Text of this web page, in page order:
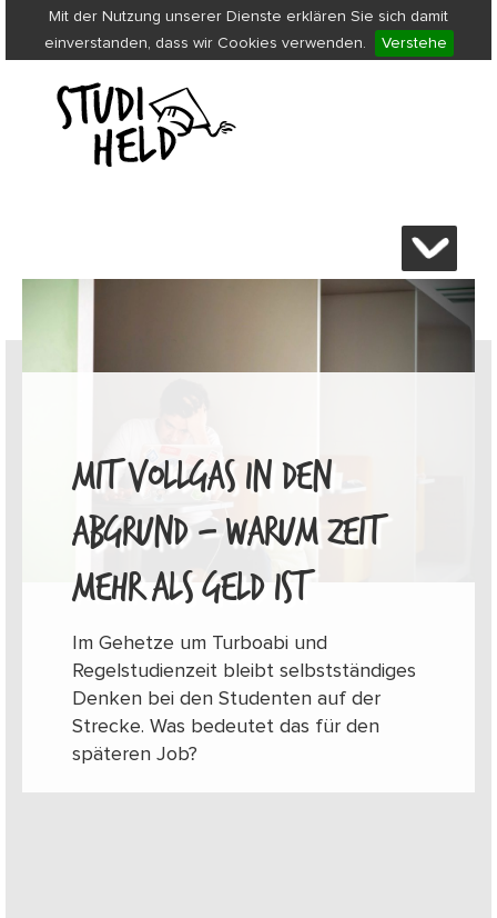
Mit der Nutzung unserer Dienste erklären Sie sich damit
einverstanden, dass wir Cookies verwenden.
Verstehe
MIT VOLLGAS IN DEN
ABGRUND – WARUM ZEIT
MEHR ALS GELD IST
Im Gehetze um Turboabi und
Regelstudienzeit bleibt selbstständiges
Denken bei den Studenten auf der
Strecke. Was bedeutet das für den
späteren Job?